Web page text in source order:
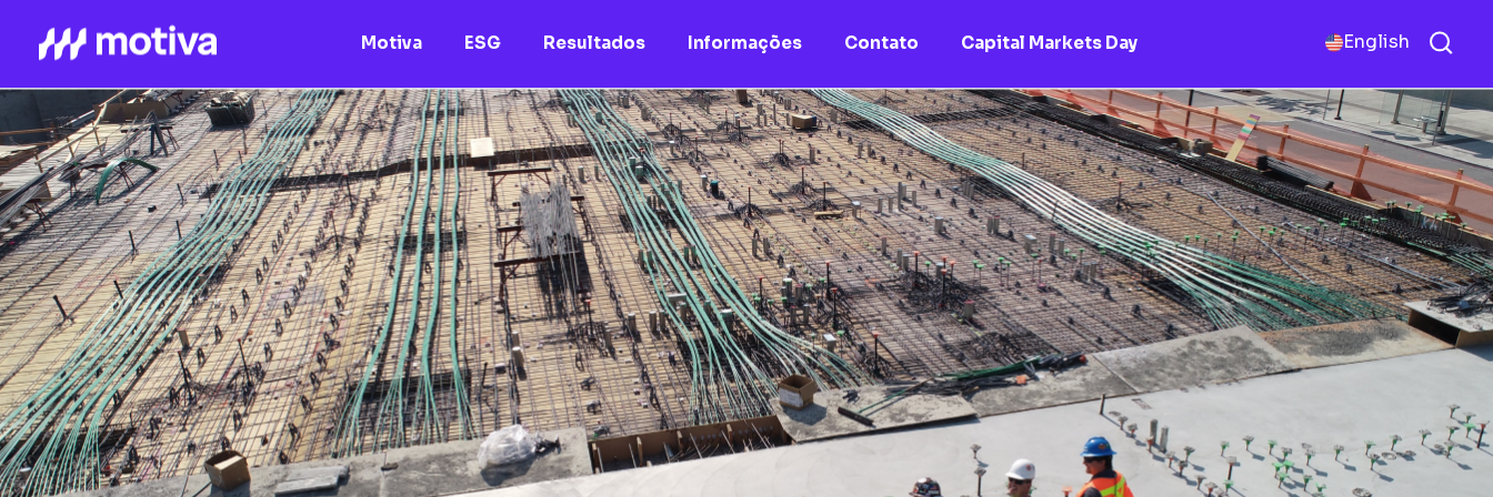
Motiva ESG Resultados
Motiva
Nossos Ativos
Informações Contato Capital Markets Day English